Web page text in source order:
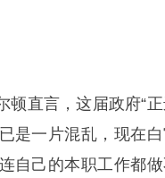
顿直言，这届政府“
是一片混乱，现在
自己的本职工作都